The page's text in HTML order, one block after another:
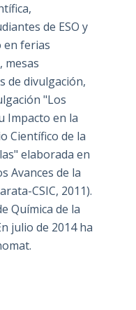
de ESO y
en ferias
mesas
de divulgación,
"Los
Impacto en la
Científico de la
elaborada en
Avances de la
CSIC, 2011).
Química de la
julio de 2014 ha